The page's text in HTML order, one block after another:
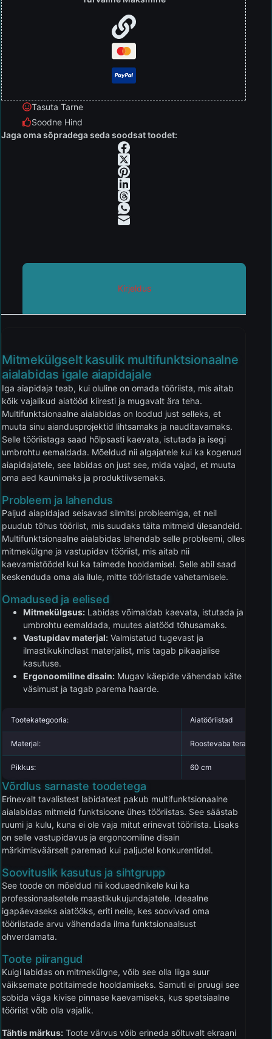
Tasuta Tarne
Soodne Hind
Jaga oma sõpradega seda soodsat toodet:
Kirjeldus
Mitmekülgselt kasulik multifunktsionaalne
aialabidas igale aiapidajale
Iga aiapidaja teab, kui oluline on omada tööriista, mis aitab
kõik vajalikud aiatööd kiiresti ja mugavalt ära teha.
Multifunktsionaalne aialabidas on loodud just selleks, et
muuta sinu aiandusprojektid lihtsamaks ja nauditavamaks.
Selle tööriistaga saad hõlpsasti kaevata, istutada ja isegi
umbrohtu eemaldada. Mõeldud nii algajatele kui ka kogenud
aiapidajatele, see labidas on just see, mida vajad, et muuta
oma aed kaunimaks ja produktiivsemaks.
Probleem ja lahendus
Paljud aiapidajad seisavad silmitsi probleemiga, et neil
puudub tõhus tööriist, mis suudaks täita mitmeid ülesandeid.
Multifunktsionaalne aialabidas lahendab selle probleemi, olles
mitmekülgne ja vastupidav tööriist, mis aitab nii
kaevamistöödel kui ka taimede hooldamisel. Selle abil saad
keskenduda oma aia ilule, mitte tööriistade vahetamisele.
Omadused ja eelised
Mitmekülgsus: Labidas võimaldab kaevata, istutada ja
umbrohtu eemaldada, muutes aiatööd tõhusamaks.
Vastupidav materjal: Valmistatud tugevast ja
ilmastikukindlast materjalist, mis tagab pikaajalise
kasutuse.
Ergonoomiline disain: Mugav käepide vähendab käte
väsimust ja tagab parema haarde.
Tootekategooria: Aiatööriistad
Materjal: Roostevaba teras
Pikkus: 60 cm
Võrdlus sarnaste toodetega
Erinevalt tavalistest labidatest pakub multifunktsionaalne
aialabidas mitmeid funktsioone ühes tööriistas. See säästab
ruumi ja kulu, kuna ei ole vaja mitut erinevat tööriista. Lisaks
on selle vastupidavus ja ergonoomiline disain
märkimisväärselt paremad kui paljudel konkurentidel.
Soovituslik kasutus ja sihtgrupp
See toode on mõeldud nii koduaednikele kui ka
professionaalsetele maastikukujundajatele. Ideaalne
igapäevaseks aiatööks, eriti neile, kes soovivad oma
tööriistade arvu vähendada ilma funktsionaalsust
ohverdamata.
Toote piirangud
Kuigi labidas on mitmekülgne, võib see olla liiga suur
väiksemate potitaimede hooldamiseks. Samuti ei pruugi see
sobida väga kivise pinnase kaevamiseks, kus spetsiaalne
tööriist võib olla vajalik.
Tähtis märkus: Toote värvus võib erineda sõltuvalt ekraani